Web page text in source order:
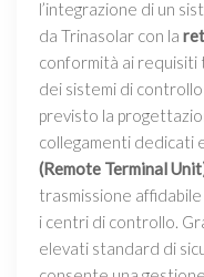
l’integrazione di un
da Trinasolar con la
conformità ai requisiti
dei sistemi di
previsto la
collegamenti dedicati
(Remote Terminal
trasmissione
i centri di controllo.
elevati standard di